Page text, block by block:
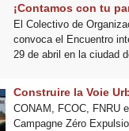
¡Contamos con tu
El Colectivo de
convoca el Encuentro
29 de abril en la ciudad
Construire la Voie
CONAM, FCOC, FNRU
Campagne Zéro